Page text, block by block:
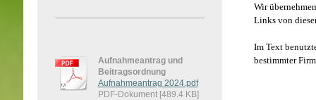
Wir
Links von
Im Text
bestimmter
Aufnahmeantrag und
Beitragsordnung
Aufnahmeantrag 2024.pdf
PDF-Dokument [489.4 KB]